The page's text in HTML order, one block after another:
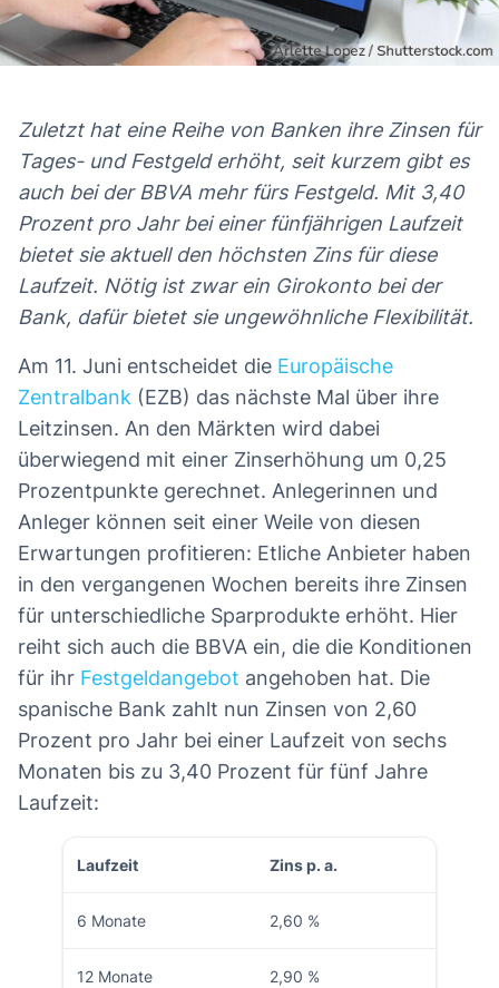
Zuletzt hat eine Reihe von Banken ihre Zinsen für
Tages- und Festgeld erhöht, seit kurzem gibt es
auch bei der BBVA mehr fürs Festgeld. Mit 3,40
Prozent pro Jahr bei einer fünfjährigen Laufzeit
bietet sie aktuell den höchsten Zins für diese
Laufzeit. Nötig ist zwar ein Girokonto bei der
Bank, dafür bietet sie ungewöhnliche Flexibilität.
Am 11. Juni entscheidet die Europäische
Zentralbank (EZB) das nächste Mal über ihre
Leitzinsen. An den Märkten wird dabei
überwiegend mit einer Zinserhöhung um 0,25
Prozentpunkte gerechnet. Anlegerinnen und
Anleger können seit einer Weile von diesen
Erwartungen profitieren: Etliche Anbieter haben
in den vergangenen Wochen bereits ihre Zinsen
für unterschiedliche Sparprodukte erhöht. Hier
reiht sich auch die BBVA ein, die die Konditionen
für ihr Festgeldangebot angehoben hat. Die
spanische Bank zahlt nun Zinsen von 2,60
Prozent pro Jahr bei einer Laufzeit von sechs
Monaten bis zu 3,40 Prozent für fünf Jahre
Laufzeit:
Laufzeit Zins p. a.
6 Monate 2,60 %
12 Monate 2,90 %